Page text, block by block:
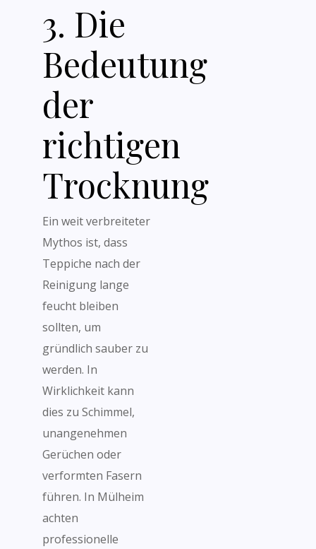
3. Die
Bedeutung
der
richtigen
Trocknung
Ein weit verbreiteter
Mythos ist, dass
Teppiche nach der
Reinigung lange
feucht bleiben
sollten, um
gründlich sauber zu
werden. In
Wirklichkeit kann
dies zu Schimmel,
unangenehmen
Gerüchen oder
verformten Fasern
führen. In Mülheim
achten
professionelle